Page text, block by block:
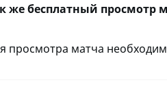
же бесплатный просмотр
просмотра матча